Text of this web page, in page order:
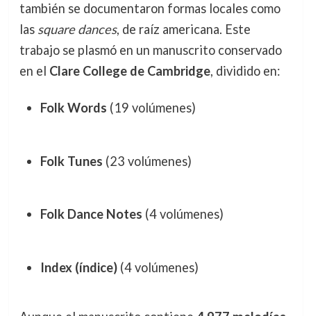
también se documentaron formas locales como
las square dances, de raíz americana. Este
trabajo se plasmó en un manuscrito conservado
en el Clare College de Cambridge, dividido en:
Folk Words (19 volúmenes)
Folk Tunes (23 volúmenes)
Folk Dance Notes (4 volúmenes)
Index (índice)(4 volúmenes)